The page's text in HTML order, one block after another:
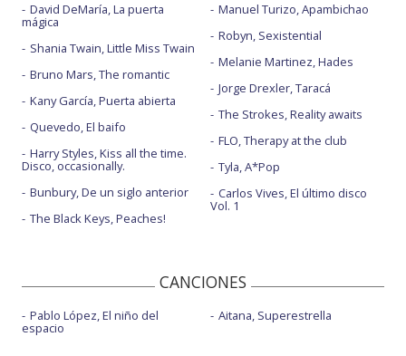
David DeMaría, La puerta
mágica
Shania Twain, Little Miss Twain
Bruno Mars, The romantic
Kany García, Puerta abierta
Quevedo, El baifo
Harry Styles, Kiss all the time.
Disco, occasionally.
Bunbury, De un siglo anterior
The Black Keys, Peaches!
Manuel Turizo, Apambichao
Robyn, Sexistential
Melanie Martinez, Hades
Jorge Drexler, Taracá
The Strokes, Reality awaits
FLO, Therapy at the club
Tyla, A*Pop
Carlos Vives, El último disco
Vol. 1
CANCIONES
Pablo López, El niño del
espacio
Aitana, Superestrella